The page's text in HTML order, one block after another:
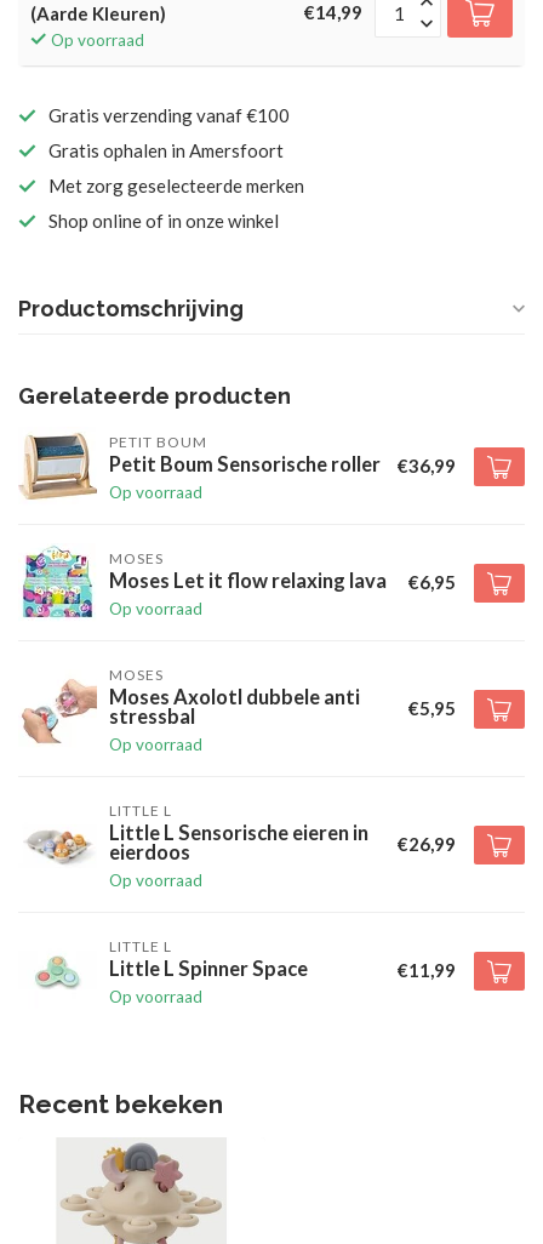
(Aarde Kleuren)
Op voorraad
€14,99
Gratis verzending vanaf €100
Gratis ophalen in Amersfoort
Met zorg geselecteerde merken
Shop online of in onze winkel
Productomschrijving
Gerelateerde producten
PETIT BOUM
Petit Boum Sensorische roller
Op voorraad
€36,99
MOSES
Moses Let it flow relaxing lava
Op voorraad
€6,95
MOSES
Moses Axolotl dubbele anti
stressbal
Op voorraad
€5,95
LITTLE L
Little L Sensorische eieren in
eierdoos
Op voorraad
€26,99
LITTLE L
Little L Spinner Space
Op voorraad
€11,99
Recent bekeken